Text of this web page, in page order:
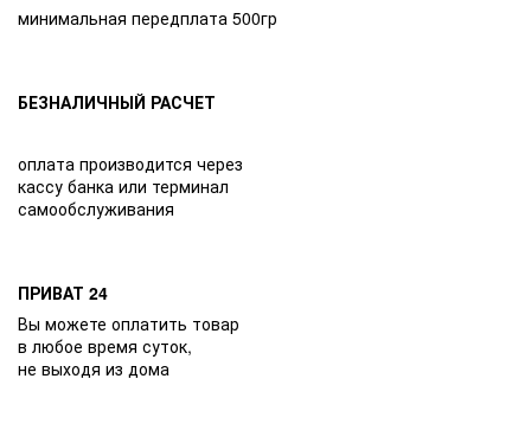
минимальная передплата 500гр
БЕЗНАЛИЧНЫЙ РАСЧЕТ
оплата производится через
кассу банка или терминал
самообслуживания
ПРИВАТ 24
Вы можете оплатить товар
в любое время суток,
не выходя из дома